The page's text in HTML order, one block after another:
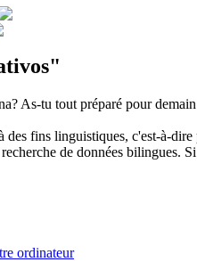
As-tu tout préparé pour demain
fins linguistiques, c'est-à-
de données
ordinateur